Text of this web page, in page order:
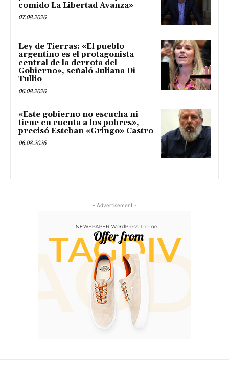
comido La Libertad Avanza»
07.08.2026
Ley de Tierras: «El pueblo
argentino es el protagonista
central de la derrota del
Gobierno», señaló Juliana Di
Tullio
06.08.2026
«Este gobierno no escucha ni
tiene en cuenta a los pobres»,
precisó Esteban «Gringo» Castro
06.08.2026
- Advertisement -